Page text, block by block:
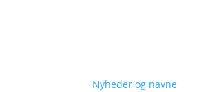
Nyheder og navne